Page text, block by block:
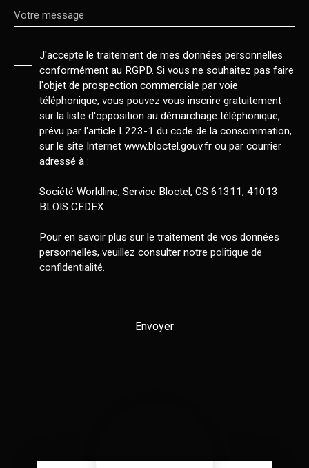
Votre message
J'accepte le traitement de mes données personnelles
conformément au RGPD. Si vous ne souhaitez pas faire
l'objet de prospection commerciale par voie
téléphonique, vous pouvez vous inscrire gratuitement
sur la liste d'opposition au démarchage téléphonique,
prévu par l'article L223-1 du code de la consommation,
sur le site Internet www.bloctel.gouv.fr ou par courrier
adressé à :
Société Worldline, Service Bloctel, CS 61311, 41013
BLOIS CEDEX.
Pour en savoir plus sur le traitement de vos données
personnelles, veuillez consulter notre politique de
confidentialité.
Envoyer